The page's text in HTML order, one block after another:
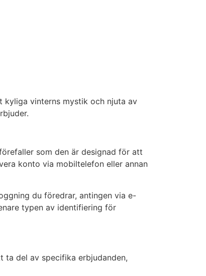
kyliga vinterns mystik och njuta av
som den är designad för att
konto via mobiltelefon eller annan
du föredrar, antingen via e-
typen av identifiering för
del av specifika erbjudanden,